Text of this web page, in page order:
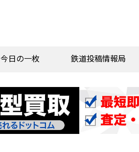
今日の一枚 鉄道投稿情報局